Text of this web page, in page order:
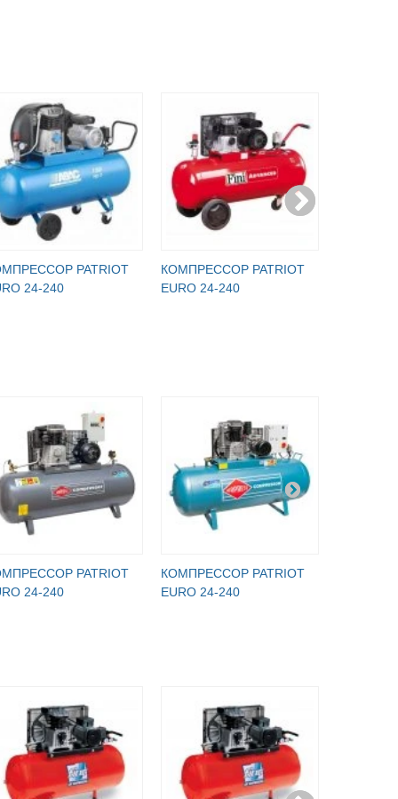
PATRIOT
24-240
КОМПРЕССОР PATRIOT
EURO 24-240
PATRIOT
24-240
КОМПРЕССОР PATRIOT
EURO 24-240